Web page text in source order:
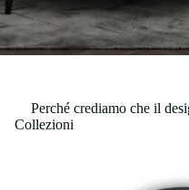
Perché crediamo che il
Collezioni